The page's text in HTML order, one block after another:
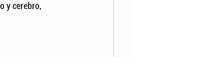
y cerebro,